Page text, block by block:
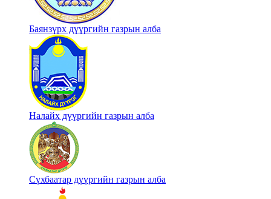
Баянзүрх дүүргийн газрын алба
Налайх дүүргийн газрын алба
Сүхбаатар дүүргийн газрын алба